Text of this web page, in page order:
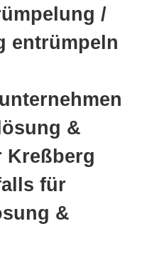
/
entrümpeln
&
Kreßberg
für
&